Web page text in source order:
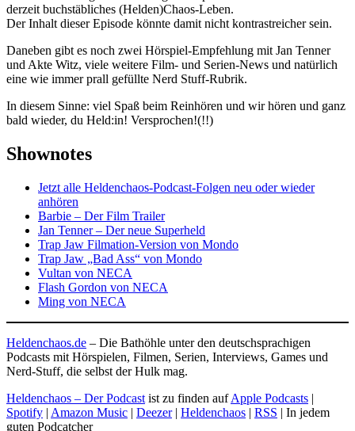
derzeit buchstäbliches (Helden)Chaos-Leben.
Der Inhalt dieser Episode könnte damit nicht kontrastreicher sein.
Daneben gibt es noch zwei Hörspiel-Empfehlung mit Jan Tenner
und Akte Witz, viele weitere Film- und Serien-News und natürlich
eine wie immer prall gefüllte Nerd Stuff-Rubrik.
In diesem Sinne: viel Spaß beim Reinhören und wir hören und ganz
bald wieder, du Held:in! Versprochen!(!!)
Shownotes
Jetzt alle Heldenchaos-Podcast-Folgen neu oder wieder
anhören
Barbie – Der Film Trailer
Jan Tenner – Der neue Superheld
Trap Jaw Filmation-Version von Mondo
Trap Jaw „Bad Ass“ von Mondo
Vultan von NECA
Flash Gordon von NECA
Ming von NECA
Heldenchaos.de – Die Bathöhle unter den deutschsprachigen
Podcasts mit Hörspielen, Filmen, Serien, Interviews, Games und
Nerd-Stuff, die selbst der Hulk mag.
Heldenchaos – Der Podcast ist zu finden aufApple Podcasts |
Spotify | Amazon Music | Deezer| Heldenchaos | RSS | In jedem
guten Podcatcher